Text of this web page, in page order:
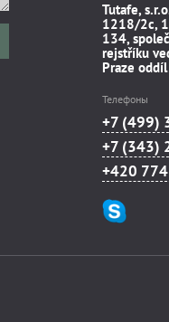
Tutafe,
1218/2c,
134,
rejstříku
Praze
Телефоны
+7 (499)
+7 (343)
+420